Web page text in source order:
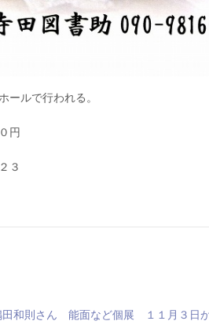
ールで行われる。
円
３
和則さん 能面など個展 １１月３日